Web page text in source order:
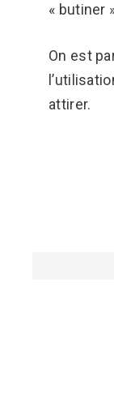
« butiner
On est
attirer.